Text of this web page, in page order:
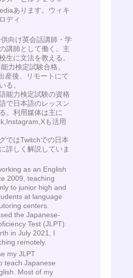
あります。ウィキ
ディ
向け英会話講師・学
講師として働く。主
生に文法を教える。
力検定試験合格。
産後、リモートにて
る。
能力検定試験の資格
で日本語のレッスン
。利用媒体は主に
も活用
ではTwitchでの日本
詳しく解説していま
as an English
2009, teaching
to junior high and
at language
centers.
the Japanese-
Test (JLPT).
in July 2021, I
remotely.
my JLPT
teach Japanese
Most of my